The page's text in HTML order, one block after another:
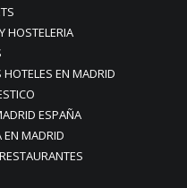
HOSTELERIA
EN MADRID
ESPAÑA
EN MADRID